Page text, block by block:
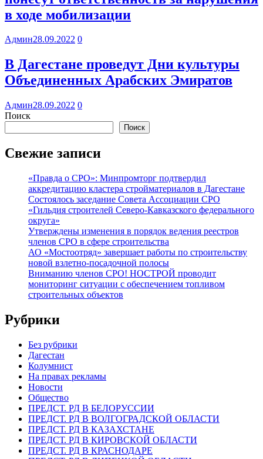
в ходе мобилизации
Админ28.09.2022 0
В Дагестане проведут Дни культуры
Объединенных Арабских Эмиратов
Админ28.09.2022 0
Поиск
Поиск
Свежие записи
«Правда о СРО»: Минпромторг подтвердил
аккредитацию кластера стройматериалов в Дагестане
Состоялось заседание Совета Ассоциации СРО
«Гильдия строителей Северо-Кавказского федерального
округа»
Утверждены изменения в порядок ведения реестров
членов СРО в сфере строительства
АО «Мостоотряд» завершает работы по строительству
новой взлетно-посадочной полосы
Вниманию членов СРО! НОСТРОЙ проводит
мониторинг ситуации с обеспечением топливом
строительных объектов
Рубрики
Без рубрики
Дагестан
Колумнист
На правах рекламы
Новости
Общество
ПРЕДСТ. РД В БЕЛОРУССИИ
ПРЕДСТ. РД В ВОЛГОГРАДСКОЙ ОБЛАСТИ
ПРЕДСТ. РД В КАЗАХСТАНЕ
ПРЕДСТ. РД В КИРОВСКОЙ ОБЛАСТИ
ПРЕДСТ. РД В КРАСНОДАРЕ